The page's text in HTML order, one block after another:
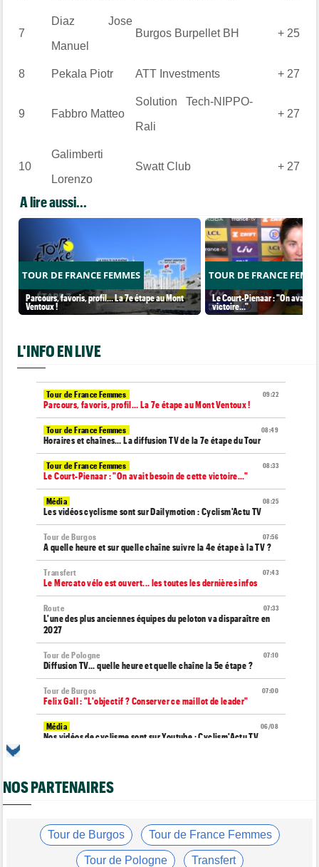
7
Diaz Jose
Manuel
Burgos Burpellet BH + 25
8 Pekala Piotr ATT Investments + 27
9 Fabbro Matteo
Solution Tech-NIPPO-
Rali
+ 27
10
Galimberti
Lorenzo
Swatt Club + 27
A lire aussi...
TOUR DE FRANCE FEMMES
Parcours, favoris, profil… La 7e étape au Mont
Ventoux !
TOUR DE FRANCE
Le Court-Pienaar : "On avait
victoire..."
L'INFO EN LIVE
09:22
Tour de France Femmes
Parcours, favoris, profil… La 7e étape au Mont Ventoux !
08:49
Tour de France Femmes
Horaires et chaînes… La diffusion TV de la 7e étape du Tour
08:33
Tour de France Femmes
Le Court-Pienaar : "On avait besoin de cette victoire..."
08:25
Média
Les vidéos cyclisme sont sur Dailymotion : Cyclism'Actu TV
07:56
Tour de Burgos
A quelle heure et sur quelle chaîne suivre la 4e étape à la TV ?
07:43
Transfert
Le Mercato vélo est ouvert... les toutes les dernières infos
07:33
Route
L'une des plus anciennes équipes du peloton va disparaître en
2027
07:10
Tour de Pologne
Diffusion TV... quelle heure et quelle chaîne la 5e étape ?
07:00
Tour de Burgos
Felix Gall : "L'objectif ? Conserver ce maillot de leader"
06/08
Média
Nos vidéos de cyclisme sont sur Youtube : Cyclism'Actu TV
WorldTour
06/08
Transfert
La Soudal Quick-Step recrute un talentueux sprinteur allemand
NOS PARTENAIRES
Tour de Burgos Tour de France Femmes
Tour de Pologne Transfert